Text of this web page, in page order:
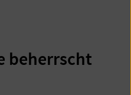
beherrscht